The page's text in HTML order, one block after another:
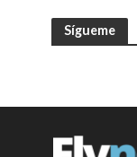
Sígueme